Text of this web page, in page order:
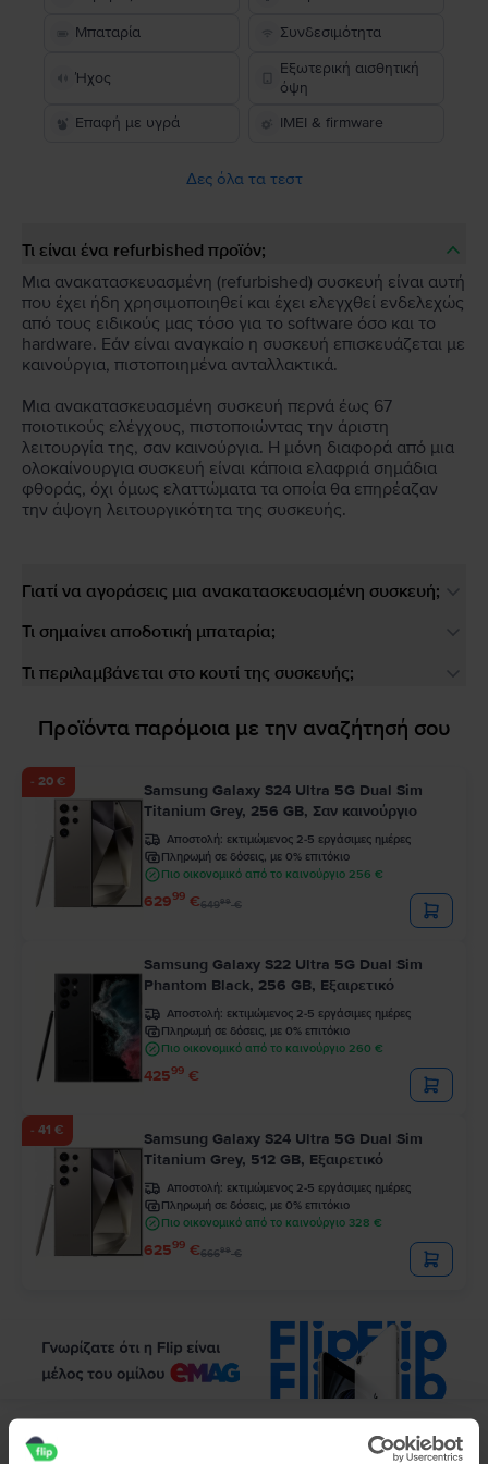
Μπαταρία Συνδεσιμότητα
Ήχος
Εξωτερική αισθητική
όψη
Επαφή με υγρά
IMEI & firmware
Δες όλα τα τεστ
Τι είναι ένα refurbished προϊόν;
Μια ανακατασκευασμένη (refurbished) συσκευή είναι αυτή
που έχει ήδη χρησιμοποιηθεί και έχει ελεγχθεί ενδελεχώς
από τους ειδικούς μας τόσο για το software όσο και το
hardware. Εάν είναι αναγκαίο η συσκευή επισκευάζεται με
καινούργια, πιστοποιημένα ανταλλακτικά.
Μια ανακατασκευασμένη συσκευή περνά έως 67
ποιοτικούς ελέγχους, πιστοποιώντας την άριστη
λειτουργία της, σαν καινούργια. Η μόνη διαφορά από μια
ολοκαίνουργια συσκευή είναι κάποια ελαφριά σημάδια
φθοράς, όχι όμως ελαττώματα τα οποία θα επηρέαζαν
την άψογη λειτουργικότητα της συσκευής.
Γιατί να αγοράσεις μια ανακατασκευασμένη συσκευή;
Τι σημαίνει αποδοτική μπαταρία;
Τι περιλαμβάνεται στο κουτί της συσκευής;
Προϊόντα παρόμοια με την αναζήτησή σου
- 20 €
Samsung Galaxy S24 Ultra 5G Dual Sim
Titanium Grey, 256 GB, Σαν καινούργιο
Αποστολή: εκτιμώμενος 2-5 εργάσιμες ημέρες
Πληρωμή σε δόσεις, με 0% επιτόκιο
Πιο οικονομικό από το καινούργιο 256 €
62999 €64999€
Samsung Galaxy S22 Ultra 5G Dual Sim
Phantom Black, 256 GB, Εξαιρετικό
Αποστολή: εκτιμώμενος 2-5 εργάσιμες ημέρες
Πληρωμή σε δόσεις, με 0% επιτόκιο
Πιο οικονομικό από το καινούργιο 260 €
42599 €
- 41 €
Samsung Galaxy S24 Ultra 5G Dual Sim
Titanium Grey, 512 GB, Εξαιρετικό
Αποστολή: εκτιμώμενος 2-5 εργάσιμες ημέρες
Πληρωμή σε δόσεις, με 0% επιτόκιο
Πιο οικονομικό από το καινούργιο 328 €
62599 €66699€
Περιγραφή